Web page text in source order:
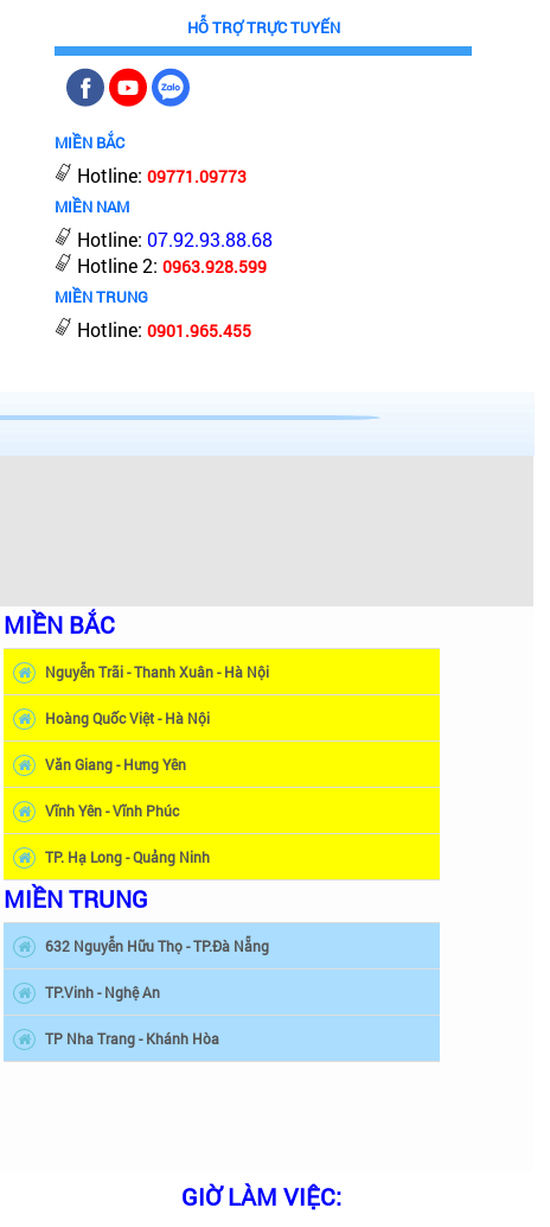
HỖ TRỢ TRỰC TUYẾN
MIỀN BẮC
Hotline:09771.09773
MIỀN NAM
Hotline:07.92.93.88.68
Hotline 2:0963.928.599
MIỀN TRUNG
Hotline:0901.965.455
MIỀN BẮC
Nguyễn Trãi - Thanh Xuân - Hà Nội
Hoàng Quốc Việt - Hà Nội
Văn Giang - Hưng Yên
Vĩnh Yên - Vĩnh Phúc
TP. Hạ Long - Quảng Ninh
MIỀN TRUNG
632 Nguyễn Hữu Thọ - TP.Đà Nẵng
TP.Vinh - Nghệ An
TP Nha Trang - Khánh Hòa
GIỜ LÀM VIỆC: